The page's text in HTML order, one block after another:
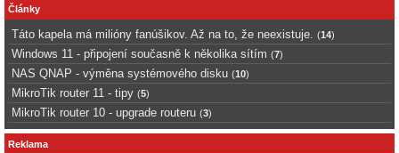
Články
Táto kapela má milióny fanúšikov. Až na to, že neexistuje. (14)
Windows 11 - připojení současně k několika sítím (7)
NAS QNAP - výměna systémového disku (10)
MikroTik router 11 - tipy (5)
MikroTik router 10 - upgrade routeru (3)
Reklama